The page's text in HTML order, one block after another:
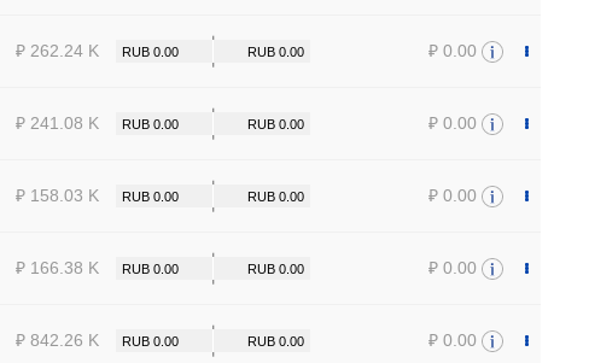
₽ 262.24 K ₽ 0.00
₽ 241.08 K ₽ 0.00
₽ 158.03 K ₽ 0.00
₽ 166.38 K ₽ 0.00
₽ 842.26 K ₽ 0.00